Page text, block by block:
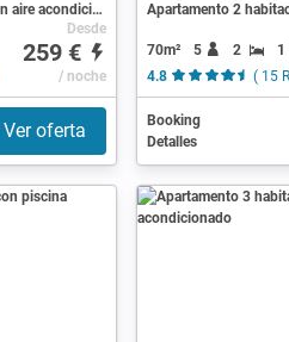
Apartamento 3 habitaciones, con aire acondicionado
Desde
259 €
/ noche
Ver oferta
Apartamento 2
70m² 5 2
1
4.8
( 15
Booking
Detalles